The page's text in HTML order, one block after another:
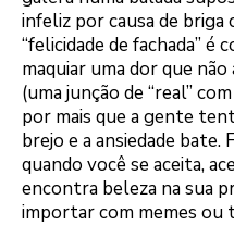
infeliz por causa de briga
“felicidade de fachada”
maquiar uma dor que
(uma junção de “real”
por mais que a gente
brejo e a ansiedade bate.
quando você se aceita,
encontra beleza na sua
importar com memes ou